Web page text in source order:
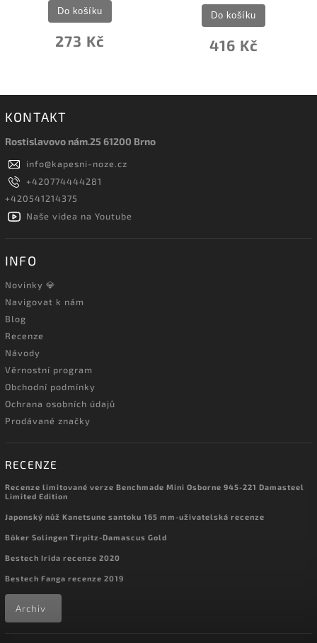
273 Kč
Do košíku
416 Kč
Do košíku
KONTAKT
Rostislavovo nám.25 61200 Brno
info@kapesni-noze.cz
+420774444281
+420541214375
Naše videa na Youtube
INFO
Novinky 💎
Navigovat k nám
Blog
Recenze
Návody
Věrnostní program
Obchodní podmínky
Ochrana osobních údajů
Prodávané značky
RECENZE
Recenze limitované verze Benchmade Mini Osborne 945-221 Damasteel
Limited Edition
Japonský nůž Kanetsune santoku 165 mm-uživatelská recenze
Böker Solingen Tirpitz-Damascus Gold
Bestech Irida recenze 2020
Bestech Fanga recenze 2019
Archiv